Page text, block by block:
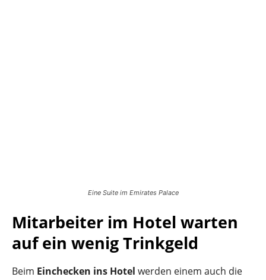
Eine Suite im Emirates Palace
Mitarbeiter im Hotel warten
auf ein wenig Trinkgeld
Beim Einchecken ins Hotel werden einem auch die